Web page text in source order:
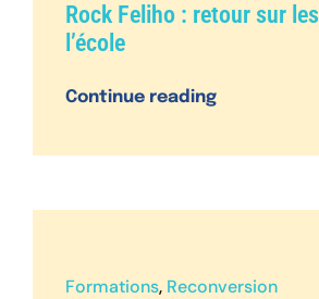
Rock Feliho : retour sur
l’école
Continue reading
Formations, Reconversion